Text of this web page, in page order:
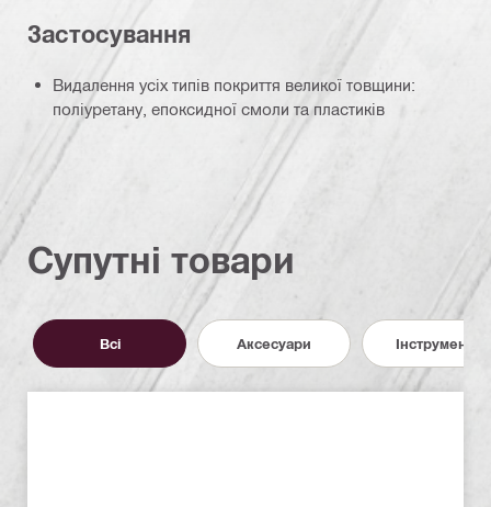
Застосування
Видалення усіх типів покриття великої товщини:
поліуретану, епоксидної смоли та пластиків
Супутні товари
Всі Аксесуари Інструменти